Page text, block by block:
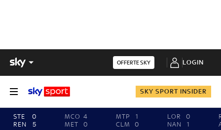
OFFERTE SKY LOGIN
SKY SPORT INSIDER
STE
0
REN
5
MCO 4
MET
0
MTP
1
CLM
0
LOR
0
NAN
1